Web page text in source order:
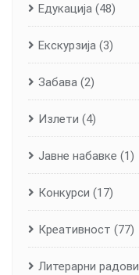
Едукација (48)
Екскурзија (3)
Забава (2)
Излети (4)
Јавне набавке (1)
Конкурси (17)
Креативност (77)
Литерарни радови